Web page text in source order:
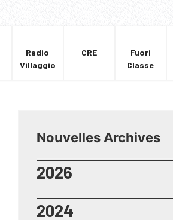
Radio
Villaggio
CRE
Fuori
Classe
Nouvelles Archives
2026
2024